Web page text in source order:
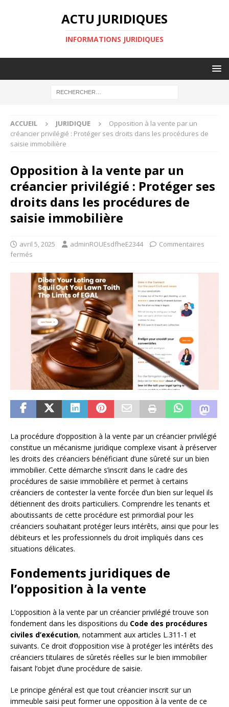
ACTU JURIDIQUES
INFORMATIONS JURIDIQUES
ACCUEIL JURIDIQUE
Opposition à la vente par un
créancier privilégié : Protéger ses droits dans les procédures de
saisie immobilière
Opposition à la vente par un
créancier privilégié : Protéger ses
droits dans les procédures de
saisie immobilière
avril 5, 2025 adminROUEsdfheE2344
Commentaires
fermés
La procédure d’opposition à la vente par un créancier privilégié
constitue un mécanisme juridique complexe visant à préserver
les droits des créanciers bénéficiant d’une sûreté sur un bien
immobilier. Cette démarche s’inscrit dans le cadre des
procédures de saisie immobilière et permet à certains
créanciers de contester la vente forcée d’un bien sur lequel ils
détiennent des droits particuliers. Comprendre les tenants et
aboutissants de cette procédure est primordial pour les
créanciers souhaitant protéger leurs intérêts, ainsi que pour les
débiteurs et les professionnels du droit impliqués dans ces
situations délicates.
Fondements juridiques de
l’opposition à la vente
L’opposition à la vente par un créancier privilégié trouve son
fondement dans les dispositions du Code des procédures
civiles d’exécution, notamment aux articles L.311-1 et
suivants. Ce droit d’opposition vise à protéger les intérêts des
créanciers titulaires de sûretés réelles sur le bien immobilier
faisant l’objet d’une procédure de saisie.
Le principe général est que tout créancier inscrit sur un
immeuble saisi peut former une opposition à la vente de ce